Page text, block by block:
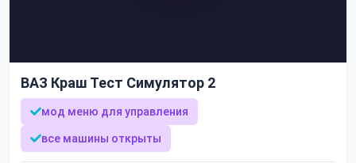
ВАЗ Краш Тест Симулятор 2
мод меню для управления
все машины открыты